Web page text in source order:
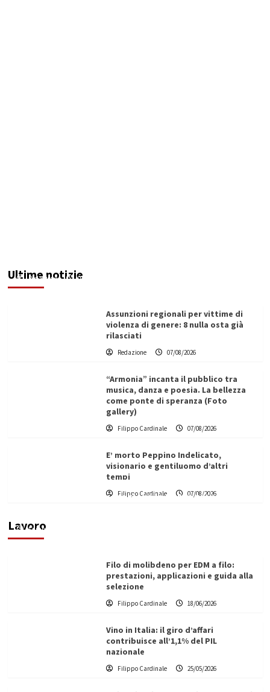
Ultime notizie
Redazione 07/08/2026
Assunzioni regionali per vittime di
violenza di genere: 8 nulla osta già
rilasciati
Redazione 07/08/2026
“Armonia” incanta il pubblico tra
musica, danza e poesia. La bellezza
come ponte di speranza (Foto
gallery)
Filippo Cardinale 07/08/2026
E’ morto Peppino Indelicato,
visionario e gentiluomo d’altri
tempi
Filippo Cardinale 07/08/2026
Lavoro
L’ingegnere saccense Buscarnera partner chiave
di un progetto transnazionale per la transizione
Filippo Cardinale
Filo di molibdeno per EDM a filo:
prestazioni, applicazioni e guida alla
selezione
Filippo Cardinale 18/06/2026
Vino in Italia: il giro d’affari
contribuisce all’1,1% del PIL
nazionale
Filippo Cardinale 25/05/2026